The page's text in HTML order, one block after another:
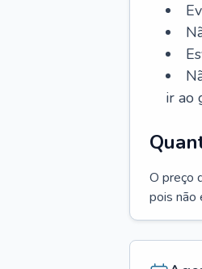
ir ao
O preço
pois não